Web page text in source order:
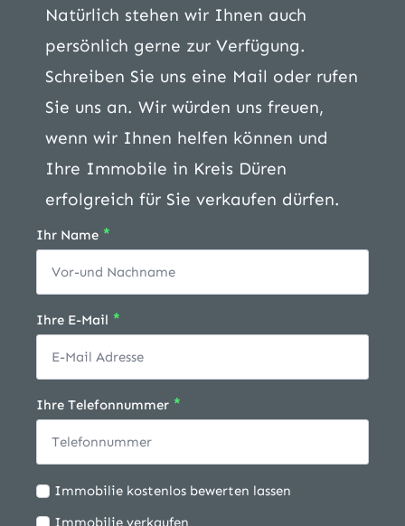
Natürlich stehen wir Ihnen auch
persönlich gerne zur Verfügung.
Schreiben Sie uns eine Mail oder rufen
Sie uns an. Wir würden uns freuen,
wenn wir Ihnen helfen können und
Ihre Immobile in Kreis Düren
erfolgreich für Sie verkaufen dürfen.
Ihr Name *
Ihre E-Mail *
Ihre Telefonnummer *
Ich
möchte:
Immobilie kostenlos bewerten lassen
Immobilie verkaufen